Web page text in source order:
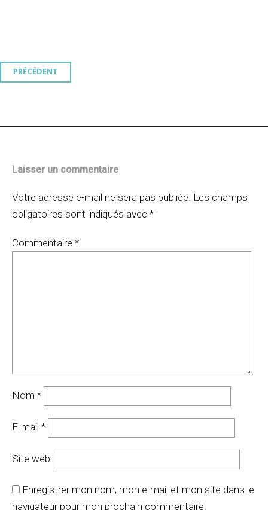
Navigation
PRÉCÉDENT
Laisser un commentaire
Votre adresse e-mail ne sera pas publiée. Les champs
obligatoires sont indiqués avec *
Commentaire *
Nom *
E-mail *
Site web
Enregistrer mon nom, mon e-mail et mon site dans le
navigateur pour mon prochain commentaire.